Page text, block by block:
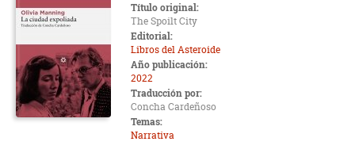
Título original:
The Spoilt City
Editorial:
Libros del Asteroide
Año publicación:
2022
Traducción por:
Concha Cardeñoso
Temas:
Narrativa